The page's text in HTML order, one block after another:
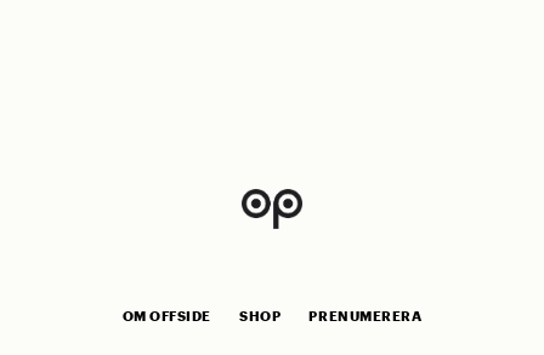
OM OFFSIDE SHOP PRENUMERERA